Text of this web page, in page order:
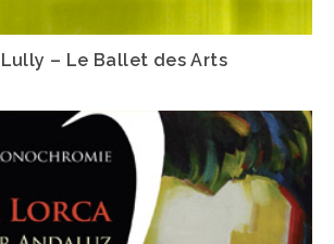
– Le Ballet des Arts